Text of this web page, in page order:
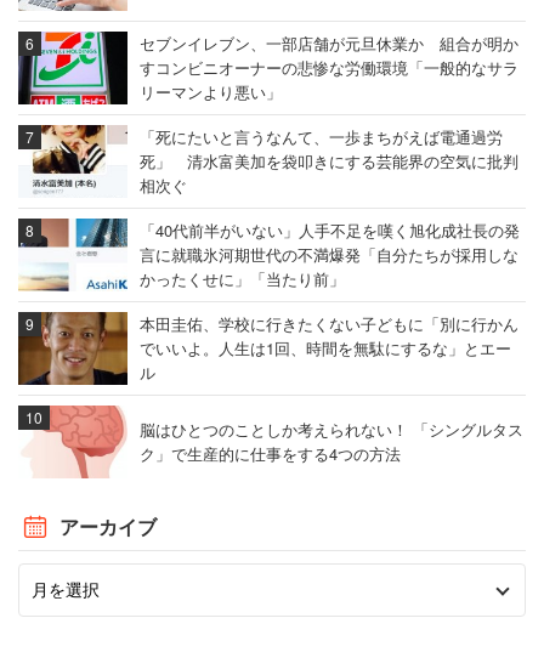
セブンイレブン、一部店舗が元旦休業か 組合が明か
すコンビニオーナーの悲惨な労働環境「一般的なサラ
リーマンより悪い」
「死にたいと言うなんて、一歩まちがえば電通過労
死」 清水富美加を袋叩きにする芸能界の空気に批判
相次ぐ
「40代前半がいない」人手不足を嘆く旭化成社長の発
言に就職氷河期世代の不満爆発「自分たちが採用しな
かったくせに」「当たり前」
本田圭佑、学校に行きたくない子どもに「別に行かん
でいいよ。人生は1回、時間を無駄にするな」とエー
ル
脳はひとつのことしか考えられない！ 「シングルタス
ク」で生産的に仕事をする4つの方法
アーカイブ